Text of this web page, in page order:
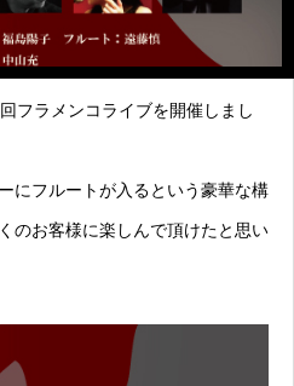
フラメンコライブを開催しまし
にフルートが入るという豪華な構
のお客様に楽しんで頂けたと思い